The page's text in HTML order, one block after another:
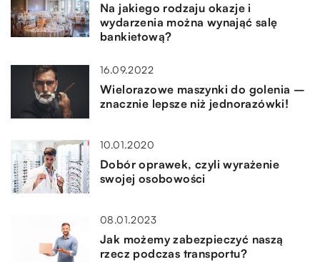
Na jakiego rodzaju okazje i
wydarzenia można wynająć salę
bankietową?
16.09.2022
Wielorazowe maszynki do golenia –
znacznie lepsze niż jednorazówki!
10.01.2020
Dobór oprawek, czyli wyrażenie
swojej osobowości
08.01.2023
Jak możemy zabezpieczyć naszą
rzecz podczas transportu?